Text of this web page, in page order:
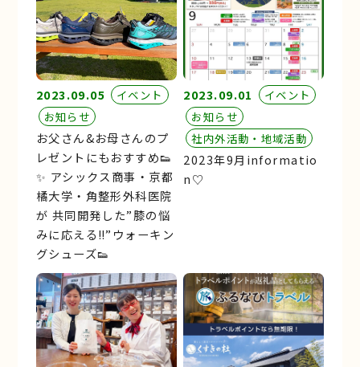
2023.09.05
イベント
お知らせ
お父さん&お母さんのプ
レゼントにもおすすめ👟
✨ アシックス商事・京都
橘大学・角整形外科医院
が 共同開発した”膝の悩
みに応える‼︎”ウォーキン
グシューズ👟
2023.09.01
イベント
お知らせ
社内外活動・地域活動
2023年9月informatio
n♡